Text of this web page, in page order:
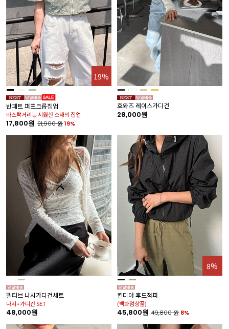
19%
반페트 퍼프크롭집업
바스락거리는 시원한 소재의 집업
17,800원 21,900원19%
호와즈 레이스가디건
28,000원
델티브 나시가디건세트
나시+가디건 SET
48,000원
8%
킨디아 후드점퍼
(백화점상품)
45,800원 49,800원 8%